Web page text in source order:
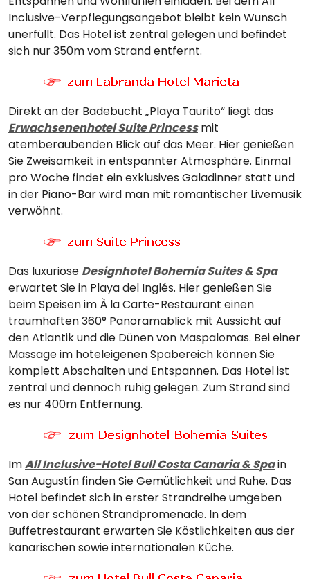
Inclusive-Verpflegungsangebot bleibt kein Wunsch
unerfüllt. Das Hotel ist zentral gelegen und befindet
sich nur 350m vom Strand entfernt.
Direkt an der Badebucht „Playa Taurito“ liegt das
Erwachsenenhotel Suite Princessmit
atemberaubenden Blick auf das Meer. Hier genießen
Sie Zweisamkeit in entspannter Atmosphäre. Einmal
pro Woche findet ein exklusives Galadinner statt und
in der Piano-Bar wird man mit romantischer Livemusik
verwöhnt.
Das luxuriöse Designhotel Bohemia Suites & Spa
erwartet Sie in Playa del Inglés. Hier genießen Sie
beim Speisen im À la Carte-Restaurant einen
traumhaften 360° Panoramablick mit Aussicht auf
den Atlantik und die Dünen von Maspalomas. Bei einer
Massage im hoteleigenen Spabereich können Sie
komplett Abschalten und Entspannen. Das Hotel ist
zentral und dennoch ruhig gelegen. Zum Strand sind
es nur 400m Entfernung.
ImAll Inclusive-Hotel Bull Costa Canaria & Spain
San Augustín finden Sie Gemütlichkeit und Ruhe. Das
Hotel befindet sich in erster Strandreihe umgeben
von der schönen Strandpromenade. In dem
Buffetrestaurant erwarten Sie Köstlichkeiten aus der
kanarischen sowie internationalen Küche.